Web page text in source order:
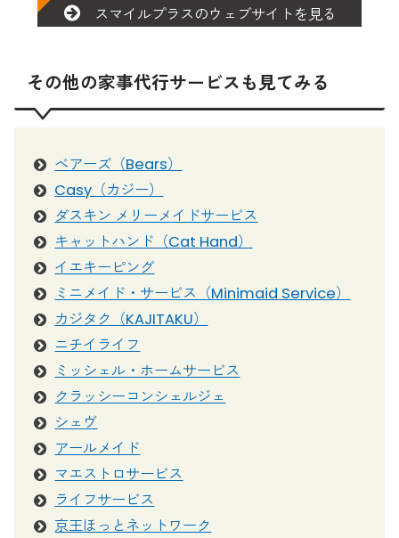
スマイルプラスのウェブサイトを見る
その他の家事代行サービスも見てみる
ベアーズ（Bears）
Casy（カジー）
ダスキン メリーメイドサービス
キャットハンド（Cat Hand）
イエキーピング
ミニメイド・サービス（Minimaid Service）
カジタク（KAJITAKU）
ニチイライフ
ミッシェル・ホームサービス
クラッシーコンシェルジェ
シェヴ
アールメイド
マエストロサービス
ライフサービス
京王ほっとネットワーク